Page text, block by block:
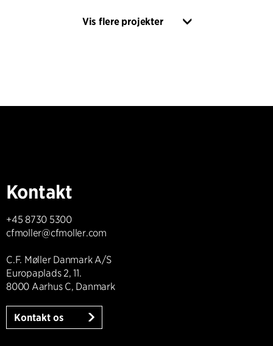
Vis flere projekter
Kontakt
+45 8730 5300
cfmoller@cfmoller.com
C.F. Møller Danmark A/S
Europaplads 2, 11.
8000 Aarhus C, Danmark
Kontakt os